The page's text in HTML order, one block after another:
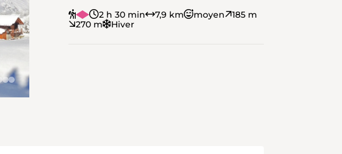
2 h 30 min 7,9 km moyen
185 m
270 m
Hiver